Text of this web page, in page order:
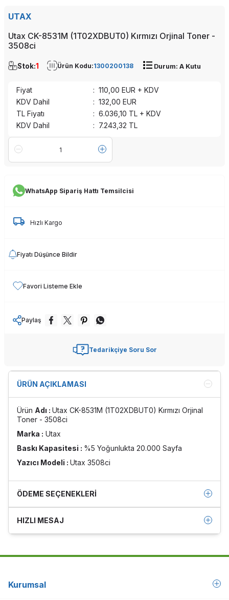
UTAX
Utax CK-8531M (1T02XDBUT0) Kırmızı Orjinal Toner -
3508ci
Stok:1 Ürün Kodu:1300200138 Durum: A Kutu
Fiyat : 110,00 EUR + KDV
KDV Dahil
: 132,00 EUR
TL Fiyatı
: 6.036,10 TL + KDV
KDV Dahil
: 7.243,32 TL
WhatsApp Sipariş Hattı Temsilcisi
Hızlı Kargo
Fiyatı Düşünce Bildir
Favori Listeme Ekle
Paylaş
Tedarikçiye Soru Sor
ÜRÜN AÇIKLAMASI
Ürün Adı : Utax CK-8531M (1T02XDBUT0) Kırmızı Orjinal
Toner - 3508ci
Marka : Utax
Baskı Kapasitesi : %5 Yoğunlukta 20.000 Sayfa
Yazıcı Modeli : Utax 3508ci
ÖDEME SEÇENEKLERI
HIZLI MESAJ
Kurumsal